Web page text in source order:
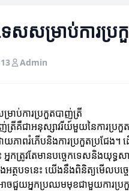
េសសម្រាប់ការប្
Admin
រាប់ការប្រកួតបាញ់ត្រី
ត្រីគឺជាអនុស្សាវរីយ៍មួយនៃការប្រកួ
ភាពរំភើបនិងការប្រកួតប្រជែង។ ដើ
អ្នកត្រូវតែមានបច្ចេកទេសនិងយុទ្ធ
អត្ថបទនេះ យើងនឹងពិនិត្យមើលបច្
ាចជួយអ្នកប្រឈមមុខជាមួយការប្រ